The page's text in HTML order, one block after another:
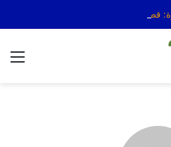
قضية الحكم عمر عرتن